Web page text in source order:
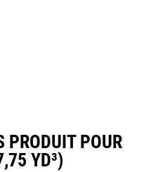
PRODUIT POUR
YD³)